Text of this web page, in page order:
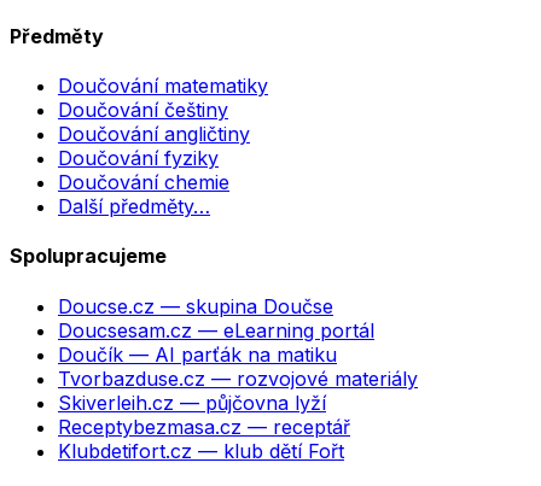
Předměty
Doučování matematiky
Doučování češtiny
Doučování angličtiny
Doučování fyziky
Doučování chemie
Další předměty…
Spolupracujeme
Doucse.cz — skupina Doučse
Doucsesam.cz — eLearning portál
Doučík — AI parťák na matiku
Tvorbazduse.cz — rozvojové materiály
Skiverleih.cz — půjčovna lyží
Receptybezmasa.cz — receptář
Klubdetifort.cz — klub dětí Fořt